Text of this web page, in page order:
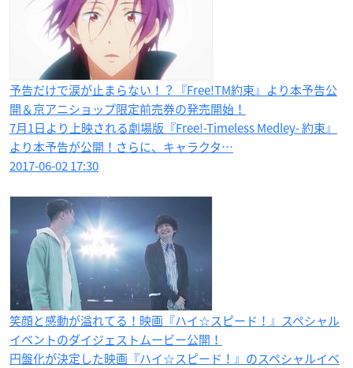
予告だけで涙が止まらない！？『Free!TM約束』より本予告公
開＆京アニショップ限定前売券の発売開始！
7月1日より上映される劇場版『Free!-Timeless Medley- 約束』
より本予告が公開！さらに、キャラクタ…
2017-06-02 17:30
笑顔と感動が溢れてる！映画『ハイ☆スピード！』スペシャル
イベントのダイジェストムービー公開！
円盤化が決定した映画『ハイ☆スピード！』のスペシャルイベ